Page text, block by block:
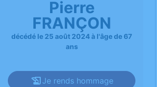
Pierre
FRANÇON
décédé le 25 août 2024 à l'âge de 67
ans
Je rends hommage